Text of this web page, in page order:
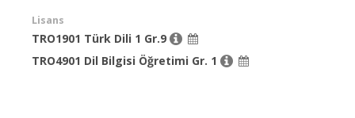
Lisans
TRO1901 Türk Dili 1 Gr.9
TRO4901 Dil Bilgisi Öğretimi Gr. 1